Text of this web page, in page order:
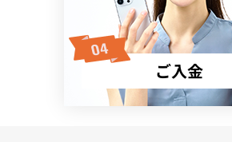
ご入金